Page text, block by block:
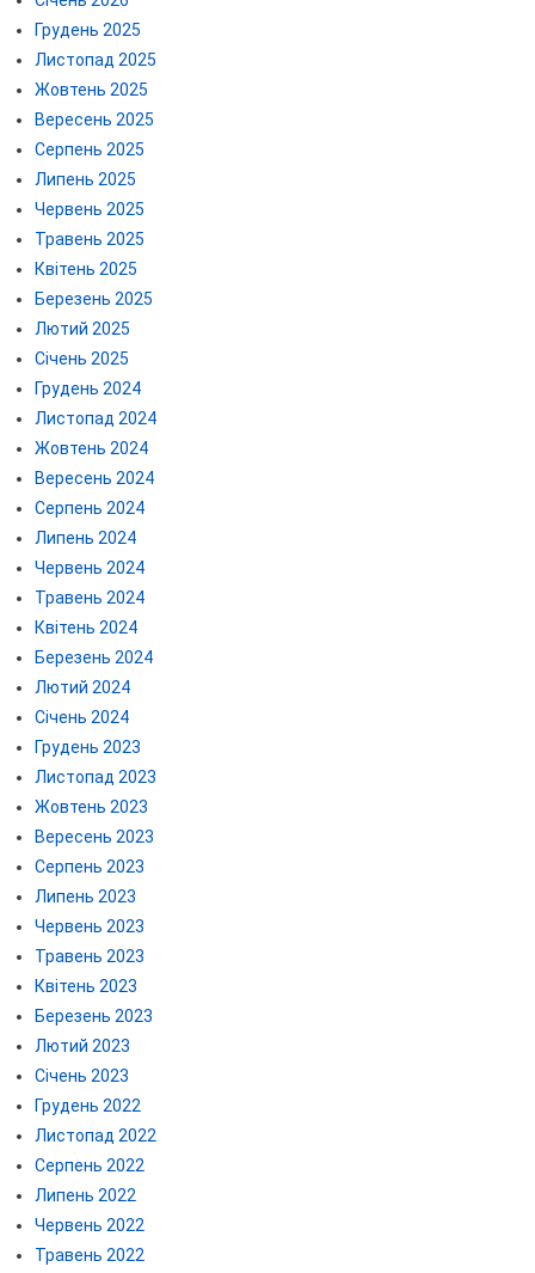
Грудень 2025
Листопад 2025
Жовтень 2025
Вересень 2025
Серпень 2025
Липень 2025
Червень 2025
Травень 2025
Квітень 2025
Березень 2025
Лютий 2025
Січень 2025
Грудень 2024
Листопад 2024
Жовтень 2024
Вересень 2024
Серпень 2024
Липень 2024
Червень 2024
Травень 2024
Квітень 2024
Березень 2024
Лютий 2024
Січень 2024
Грудень 2023
Листопад 2023
Жовтень 2023
Вересень 2023
Серпень 2023
Липень 2023
Червень 2023
Травень 2023
Квітень 2023
Березень 2023
Лютий 2023
Січень 2023
Грудень 2022
Листопад 2022
Серпень 2022
Липень 2022
Червень 2022
Травень 2022